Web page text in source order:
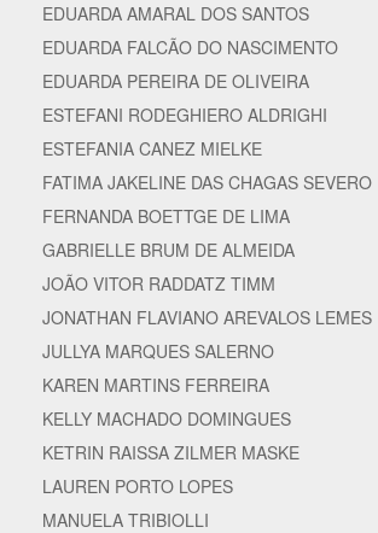
EDUARDA AMARAL DOS SANTOS
EDUARDA FALCÃO DO NASCIMENTO
EDUARDA PEREIRA DE OLIVEIRA
ESTEFANI RODEGHIERO ALDRIGHI
ESTEFANIA CANEZ MIELKE
FATIMA JAKELINE DAS CHAGAS SEVERO
FERNANDA BOETTGE DE LIMA
GABRIELLE BRUM DE ALMEIDA
JOÃO VITOR RADDATZ TIMM
JONATHAN FLAVIANO AREVALOS LEMES
JULLYA MARQUES SALERNO
KAREN MARTINS FERREIRA
KELLY MACHADO DOMINGUES
KETRIN RAISSA ZILMER MASKE
LAUREN PORTO LOPES
MANUELA TRIBIOLLI